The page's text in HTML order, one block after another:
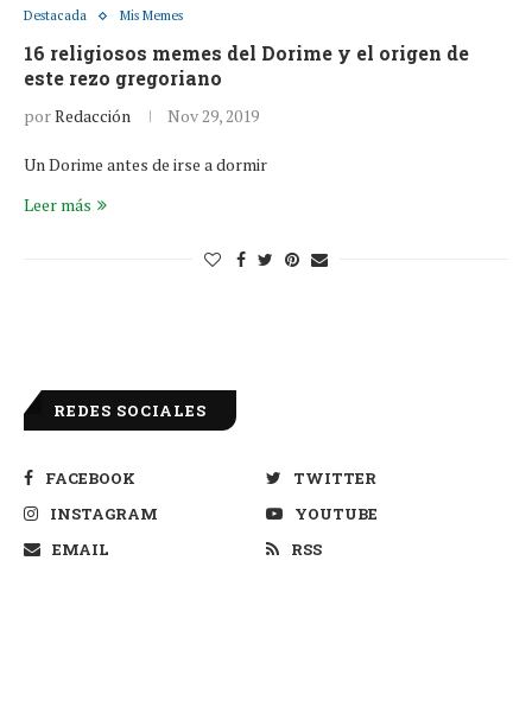
Destacada Mis Memes
16 religiosos memes del Dorime y el origen de
este rezo gregoriano
porRedacción Nov 29, 2019
Un Dorime antes de irse a dormir
Leer más
REDES SOCIALES
FACEBOOK
TWITTER
INSTAGRAM
YOUTUBE
EMAIL
RSS